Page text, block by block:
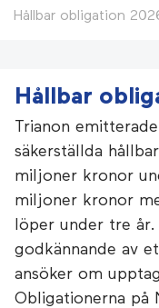
Hållbar obligation
Hållbar
Trianon
säkerställda
miljoner kronor
miljoner kronor
löper under tre
godkännande av
ansöker om
Obligationerna på